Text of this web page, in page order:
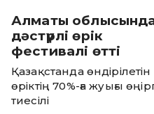
Алматы
дәстүрлі өрік
фестивалі өтті
Қазақстанда өндірілетін
өріктің 70%-ға жуығы
тиесілі